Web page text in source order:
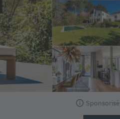
Sponsorisé